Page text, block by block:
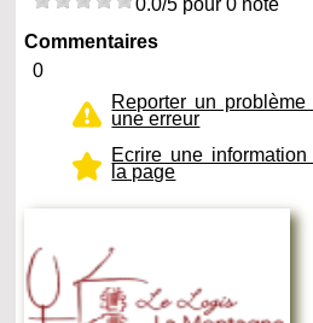
0.0/5 pour 0 note
Commentaires
0
Reporter un
une erreur
Ecrire une
la page